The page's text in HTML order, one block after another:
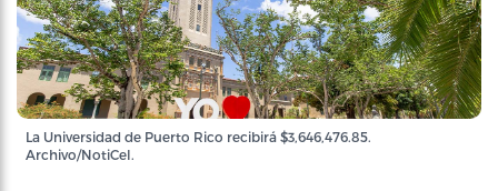
La Universidad de Puerto Rico recibirá $3,646,476.85.
Archivo/NotiCel.